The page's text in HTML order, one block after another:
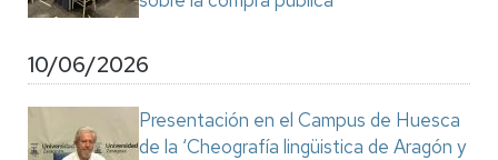
10/06/2026
Presentación en el Campus de Huesca
de la ‘Cheografía lingüistica de Aragón y